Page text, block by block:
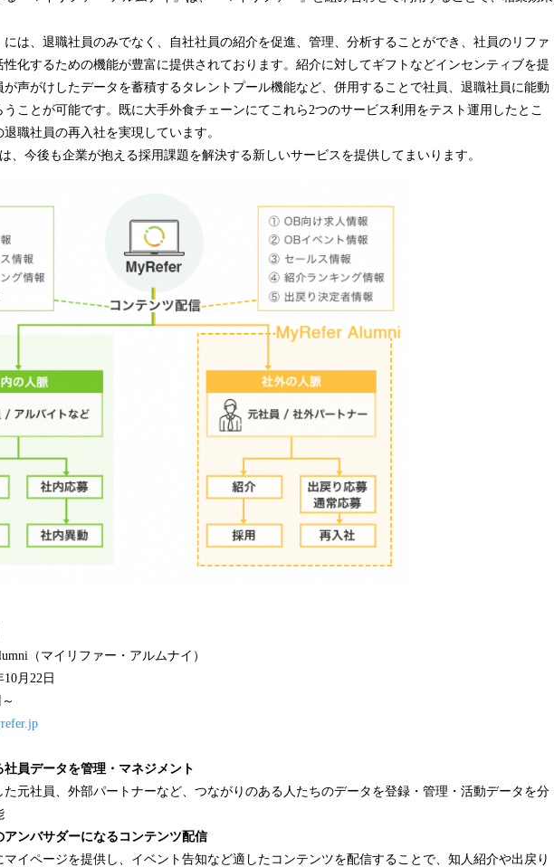
には、退職社員のみでなく、自社社員の紹介を促進、管理、分析することができ、社員のリファ
性化するための機能が豊富に提供されております。紹介に対してギフトなどインセンティブを提
が声がけしたデータを蓄積するタレントプール機能など、併用することで社員、退職社員に能動
うことが可能です。既に大手外食チェーンにてこれら2つのサービス利用をテスト運用したとこ
職社員の再入社を実現しています。
、今後も企業が抱える採用課題を解決する新しいサービスを提供してまいります。
（マイリファー・アルムナイ）
月22日
社員データを管理 ・ マネジメント
た元社員、外部パートナーなど、つながりのある人たちのデータを登録・管理・活動データを分
アンバサダーになるコンテンツ配信
イページを提供し、イベント告知など適したコンテンツを配信することで、知人紹介や出戻り